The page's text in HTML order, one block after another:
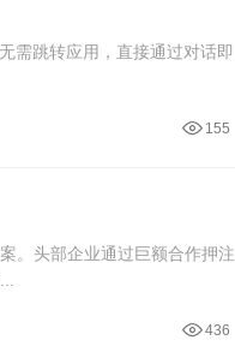
需跳转应用，直接通过对话即
155
。头部企业通过巨额合作押注
436